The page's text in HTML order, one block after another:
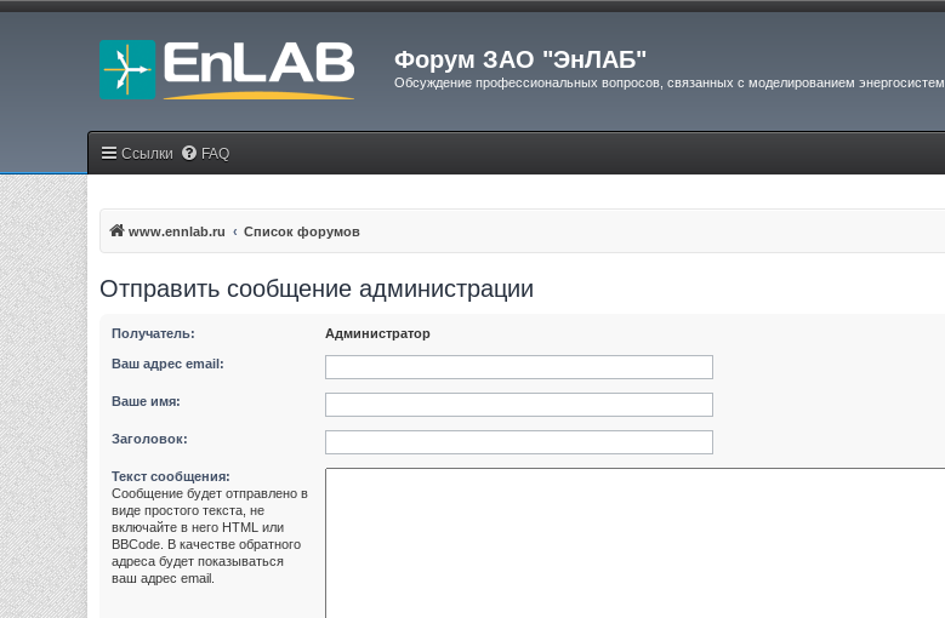
Форум ЗАО "ЭнЛАБ"
Обсуждение профессиональных вопросов, связанных с моделированием энергосистем
Ссылки FAQ
www.ennlab.ru Список форумов
Отправить сообщение администрации
Получатель: Администратор
Ваш адрес email:
Ваше имя:
Заголовок:
Текст сообщения:
Сообщение будет отправлено в
виде простого текста, не
включайте в него HTML или
BBCode. В качестве обратного
адреса будет показываться
ваш адрес email.